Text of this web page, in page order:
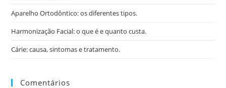
Aparelho Ortodôntico: os diferentes tipos.
Harmonização Facial: o que é e quanto custa.
Cárie: causa, sintomas e tratamento.
Comentários